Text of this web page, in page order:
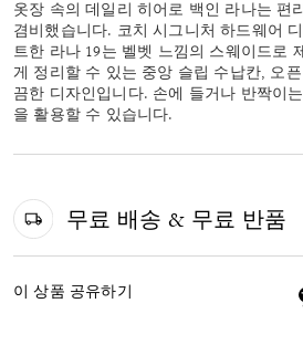
옷장 속의 데일리 히어로 백인 라나는 편
겸비했습니다. 코치 시그니처 하드웨어
트한 라나 19는 벨벳 느낌의 스웨이드로
게 정리할 수 있는 중앙 슬립 수납칸, 오
끔한 디자인입니다. 손에 들거나 반짝이
을 활용할 수 있습니다.
무료 배송 & 무료 반품
이 상품 공유하기